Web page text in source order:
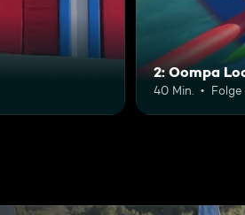
2: Oompa
40 Min. Folge